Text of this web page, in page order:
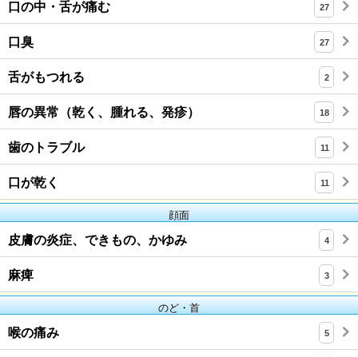
口の中・舌が痛む 27
口臭 27
舌がもつれる 2
唇の異常（乾く、腫れる、発疹） 18
歯のトラブル 11
口が乾く 11
顔面
皮膚の炎症、できもの、かゆみ 4
麻痺 3
のど・首
喉の痛み 5